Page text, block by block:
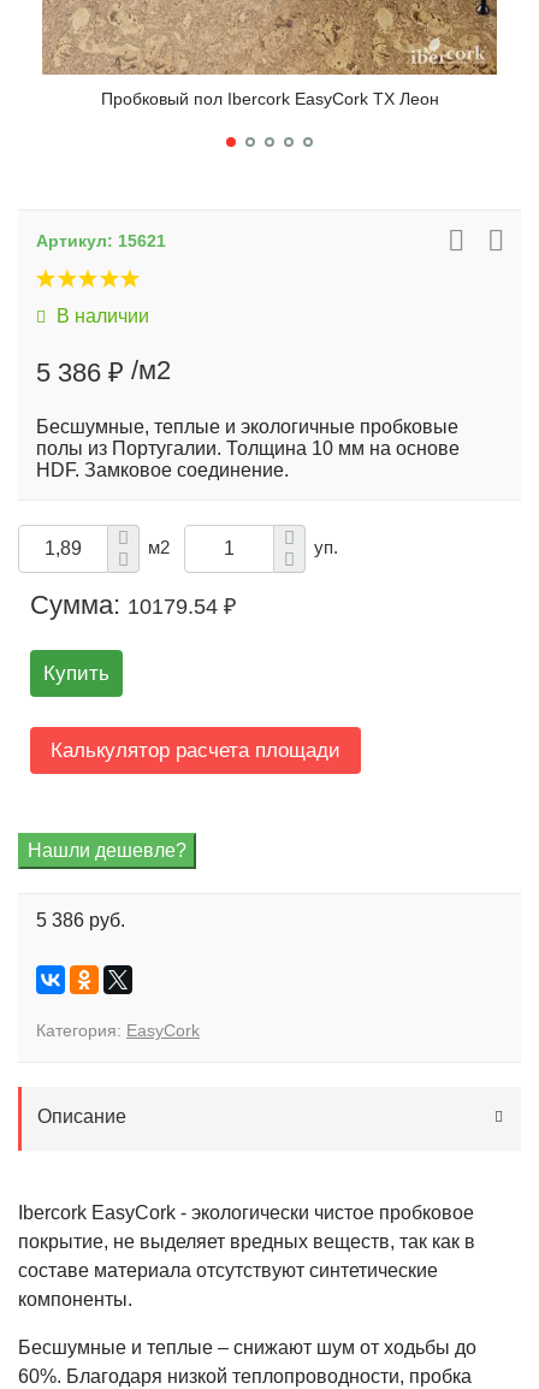
Пробковый пол Ibercork EasyCork TX Леон
Артикул: 15621
В наличии
5 386 ₽ /м2
Бесшумные, теплые и экологичные пробковые
полы из Португалии. Толщина 10 мм на основе
HDF. Замковое соединение.
м2 уп.
Сумма: 10179.54 ₽
Купить
Калькулятор расчета площади
5 386 руб.
Категория: EasyCork
Описание
Ibercork EasyCork - экологически чистое пробковое
покрытие, не выделяет вредных веществ, так как в
составе материала отсутствуют синтетические
компоненты.
Бесшумные и теплые – снижают шум от ходьбы до
60%. Благодаря низкой теплопроводности, пробка